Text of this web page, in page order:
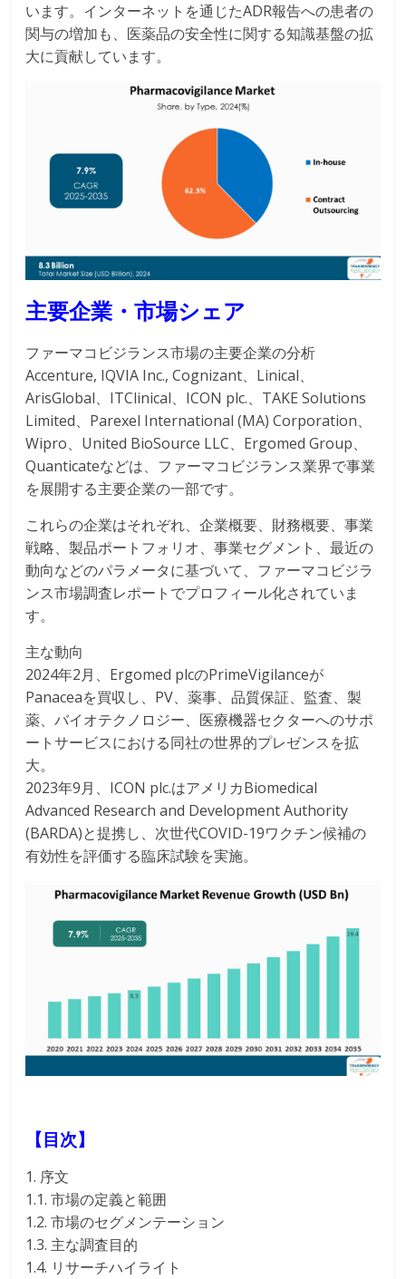
います。インターネットを通じたADR報告への患者の
関与の増加も、医薬品の安全性に関する知識基盤の拡
大に貢献しています。
主要企業・市場シェア
ファーマコビジランス市場の主要企業の分析
Accenture, IQVIA Inc., Cognizant、Linical、
ArisGlobal、ITClinical、ICON plc.、TAKE Solutions
Limited、Parexel International (MA) Corporation、
Wipro、United BioSource LLC、Ergomed Group、
Quanticateなどは、ファーマコビジランス業界で事業
を展開する主要企業の一部です。
これらの企業はそれぞれ、企業概要、財務概要、事業
戦略、製品ポートフォリオ、事業セグメント、最近の
動向などのパラメータに基づいて、ファーマコビジラ
ンス市場調査レポートでプロフィール化されていま
す。
主な動向
2024年2月、Ergomed plcのPrimeVigilanceが
Panaceaを買収し、PV、薬事、品質保証、監査、製
薬、バイオテクノロジー、医療機器セクターへのサポ
ートサービスにおける同社の世界的プレゼンスを拡
大。
2023年9月、ICON plc.はアメリカBiomedical
Advanced Research and Development Authority
(BARDA)と提携し、次世代COVID-19ワクチン候補の
有効性を評価する臨床試験を実施。
【目次】
1. 序文
1.1. 市場の定義と範囲
1.2. 市場のセグメンテーション
1.3. 主な調査目的
1.4. リサーチハイライト